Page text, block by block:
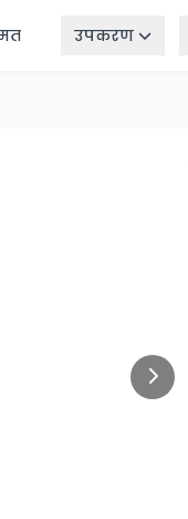
उपकरण